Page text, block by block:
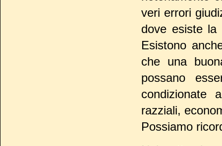
veri errori
dove esiste la
Esistono
che una
possano
condizionate
razziali,
Possiamo